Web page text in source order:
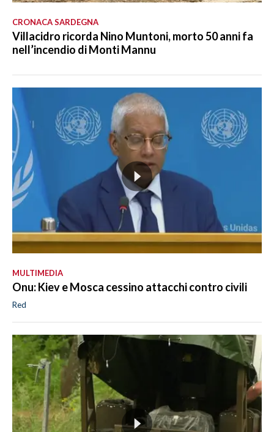
CRONACA SARDEGNA
Villacidro ricorda Nino Muntoni, morto 50 anni fa
nell’incendio di Monti Mannu
MULTIMEDIA
Onu: Kiev e Mosca cessino attacchi contro civili
Red